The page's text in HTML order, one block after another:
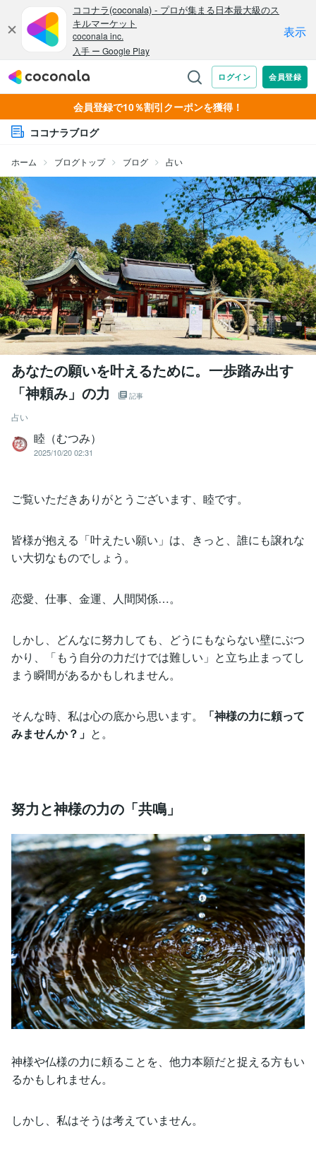
会員登録で10％割引クーポンを獲得！
ココナラブログ
ホーム ブログトップ ブログ 占い
あなたの願いを叶えるために。一歩踏み出す
「神頼み」の力
記事
占い
睦（むつみ）
2025/10/20 02:31
ご覧いただきありがとうございます、睦です。
皆様が抱える「叶えたい願い」は、きっと、誰にも譲れな
い大切なものでしょう。
恋愛、仕事、金運、人間関係…。
しかし、どんなに努力しても、どうにもならない壁にぶつ
かり、「もう自分の力だけでは難しい」と立ち止まってし
まう瞬間があるかもしれません。
そんな時、私は心の底から思います。
「神様の力に頼って
みませんか？」 と。
努力と神様の力の「共鳴」
神様や仏様の力に頼ることを、他力本願だと捉える方もい
るかもしれません。
しかし、私はそうは考えていません。